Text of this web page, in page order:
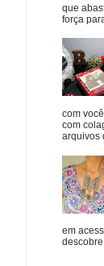
que
força
com
com
arquivos
em